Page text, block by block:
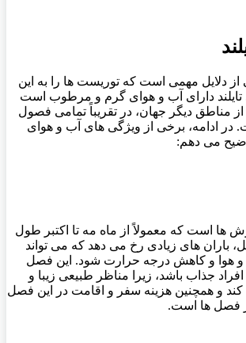
از دلایل مهمی است که توریست ها را به این
دارای آب و هوای گرم و مرطوب است
مناطق دیگر جهان، در تقریباً تمامی فصول
ادامه، برخی از ویژگی ‌های آب و هوای
می‌ دهم:
‌ها است که معمولاً از ماه مه تا اکتبر طول
باران‌ های زیادی رخ می ‌دهد که می ‌تواند
هوا و کاهش درجه حرارت شود. این فصل
جذاب باشد، زیرا مناظر طبیعی زیبا و
‌کند و همچنین هزینه سفر و اقامت در این فصل
فصل ها است.